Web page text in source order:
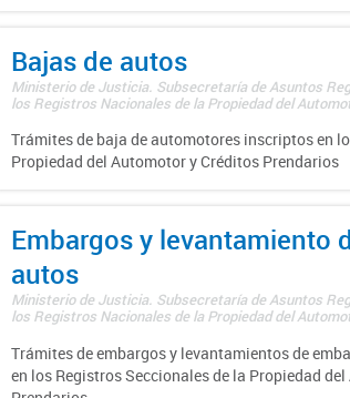
Bajas de autos
Ministerio de Justicia. Subsecretaría de Asuntos
los Registros Nacionales de la Propiedad del
Trámites de baja de automotores inscriptos en
Propiedad del Automotor y Créditos Prendarios
Embargos y levantamiento
autos
Ministerio de Justicia. Subsecretaría de Asuntos
los Registros Nacionales de la Propiedad del
Trámites de embargos y levantamientos de
en los Registros Seccionales de la Propiedad